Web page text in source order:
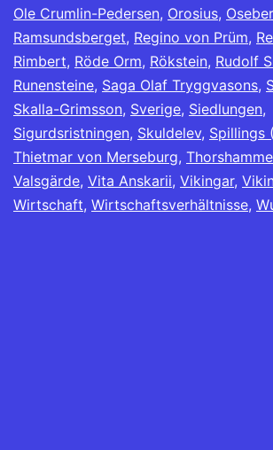
Ole Crumlin-Pedersen, Orosius,
Ramsundsberget, Regino von Prüm,
Rimbert, Röde Orm, Rökstein, Rudolf
Runensteine, Saga Olaf Tryggvasons,
Skalla-Grimsson, Sverige, Siedlungen,
Sigurdsristningen, Skuldelev, Spillings
Thietmar von Merseburg,
Valsgärde, Vita Anskarii, Vikingar,
Wirtschaft, Wirtschaftsverhältnisse,